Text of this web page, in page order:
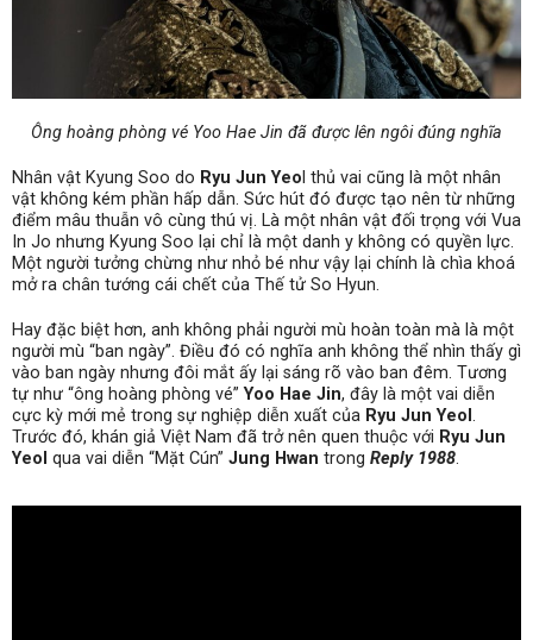
Ông hoàng phòng vé Yoo Hae Jin đã được lên ngôi đúng nghĩa
Nhân vật Kyung Soo do Ryu Jun Yeo l thủ vai cũng là một nhân
vật không kém phần hấp dẫn. Sức hút đó được tạo nên từ những
điểm mâu thuẫn vô cùng thú vị. Là một nhân vật đối trọng với Vua
In Jo nhưng Kyung Soo lại chỉ là một danh y không có quyền lực.
Một người tưởng chừng như nhỏ bé như vậy lại chính là chìa khoá
mở ra chân tướng cái chết của Thế tử So Hyun.
Hay đặc biệt hơn, anh không phải người mù hoàn toàn mà là một
người mù “ban ngày”. Điều đó có nghĩa anh không thể nhìn thấy gì
vào ban ngày nhưng đôi mắt ấy lại sáng rõ vào ban đêm. Tương
tự như “ông hoàng phòng vé”Yoo Hae Jin, đây là một vai diễn
cực kỳ mới mẻ trong sự nghiệp diễn xuất của Ryu Jun Yeol .
Trước đó, khán giả Việt Nam đã trở nên quen thuộc với Ryu Jun
Yeol qua vai diễn “Mặt Cún” Jung Hwan trong Reply 1988.